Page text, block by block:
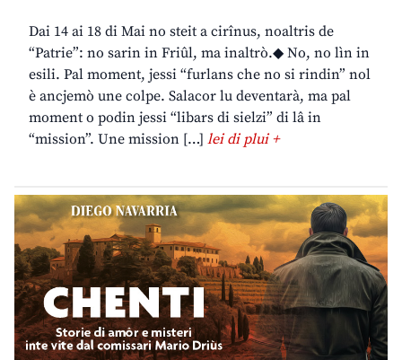
Dai 14 ai 18 di Mai no steit a cirînus, noaltris de
“Patrie”: no sarin in Friûl, ma inaltrò.◆ No, no lìn in
esili. Pal moment, jessi “furlans che no si rindin” nol
è ancjemò une colpe. Salacor lu deventarà, ma pal
moment o podin jessi “libars di sielzi” di lâ in
“mission”. Une mission […] lei di plui +